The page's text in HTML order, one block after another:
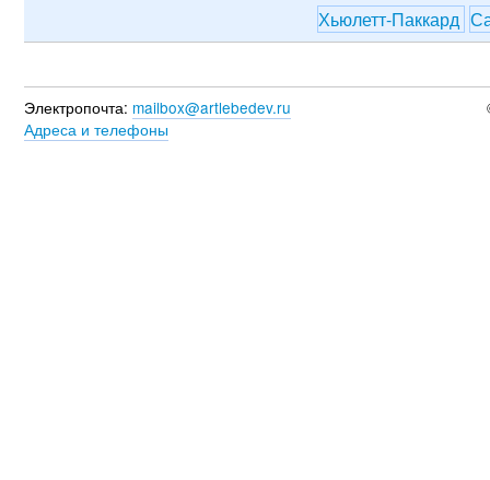
Хьюлетт-Паккард
Электропочта: mailbox@artlebedev.ru
Адреса и телефоны